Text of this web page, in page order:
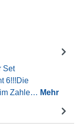
Set
6!!!Die
Zahle… Mehr